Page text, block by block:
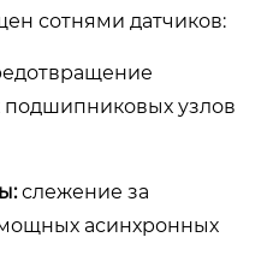
сотнями датчиков:
подшипниковых узлов
слежение за
асинхронных